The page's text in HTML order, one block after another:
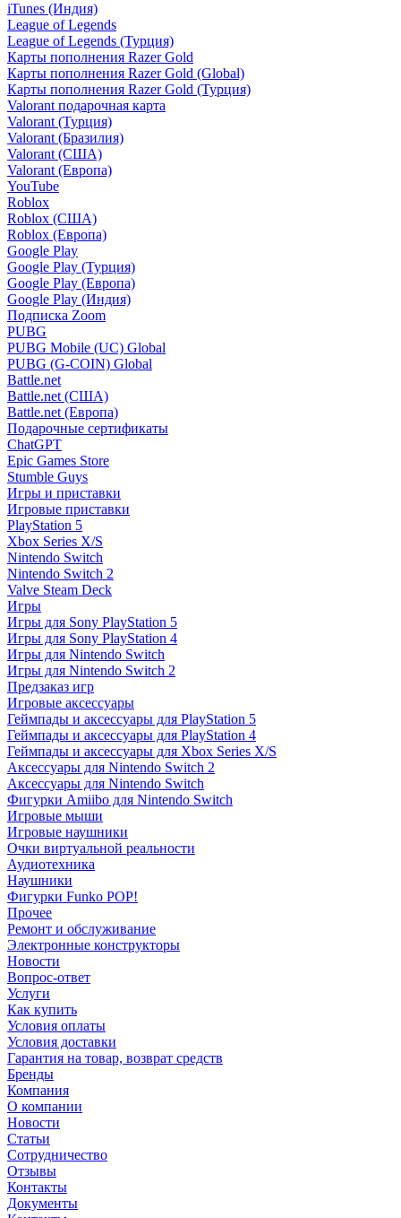
iTunes (Индия)
League of Legends
League of Legends (Турция)
Карты пополнения Razer Gold
Карты пополнения Razer Gold (Global)
Карты пополнения Razer Gold (Турция)
Valorant подарочная карта
Valorant (Турция)
Valorant (Бразилия)
Valorant (США)
Valorant (Европа)
YouTube
Roblox
Roblox (США)
Roblox (Европа)
Google Play
Google Play (Турция)
Google Play (Европа)
Google Play (Индия)
Подписка Zoom
PUBG
PUBG Mobile (UC) Global
PUBG (G-COIN) Global
Battle.net
Battle.net (США)
Battle.net (Европа)
Подарочные сертификаты
ChatGPT
Epic Games Store
Stumble Guys
Игры и приставки
Игровые приставки
PlayStation 5
Xbox Series X/S
Nintendo Switch
Nintendo Switch 2
Valve Steam Deck
Игры
Игры для Sony PlayStation 5
Игры для Sony PlayStation 4
Игры для Nintendo Switch
Игры для Nintendo Switch 2
Предзаказ игр
Игровые аксессуары
Геймпады и аксессуары для PlayStation 5
Геймпады и аксессуары для PlayStation 4
Геймпады и аксессуары для Xbox Series X/S
Аксессуары для Nintendo Switch 2
Аксессуары для Nintendo Switch
Фигурки Amiibo для Nintendo Switch
Игровые мыши
Игровые наушники
Очки виртуальной реальности
Аудиотехника
Наушники
Фигурки Funko POP!
Прочее
Ремонт и обслуживание
Электронные конструкторы
Новости
Вопрос-ответ
Услуги
Как купить
Условия оплаты
Условия доставки
Гарантия на товар, возврат средств
Бренды
Компания
О компании
Новости
Статьи
Сотрудничество
Отзывы
Контакты
Документы